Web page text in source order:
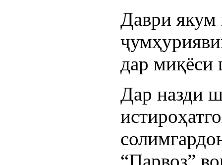
Даври
дар миқёси
Дар назди
“Парвоз”